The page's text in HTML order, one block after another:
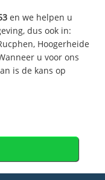
en we helpen u
dus ook in:
Hoogerheide
u voor ons
is de kans op